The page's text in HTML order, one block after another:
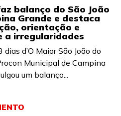
balanço do São João
Grande e destaca
orientação e
a irregularidades
d’O Maior São João do
Municipal de Campina
um balanço...